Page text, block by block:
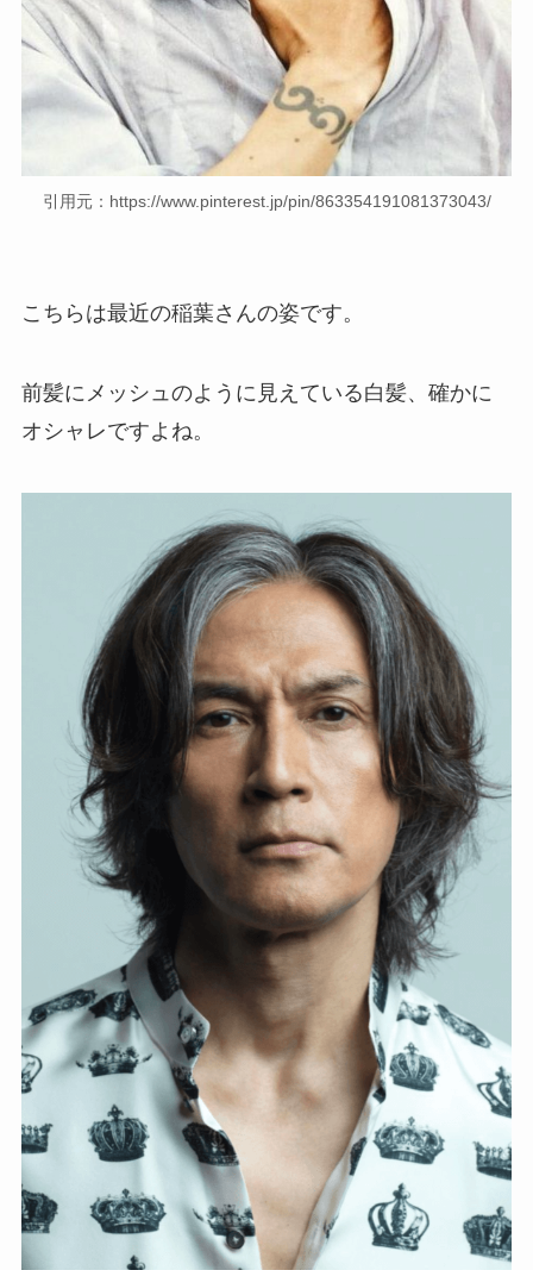
引用元：https://www.pinterest.jp/pin/863354191081373043/
こちらは最近の稲葉さんの姿です。
前髪にメッシュのように見えている白髪、確かに
オシャレですよね。